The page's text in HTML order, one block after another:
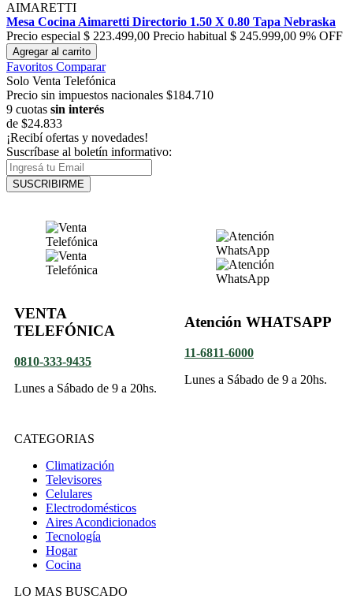
AIMARETTI
Mesa Cocina Aimaretti Directorio 1.50 X 0.80 Tapa Nebraska
Precio especial $ 223.499,00 Precio habitual $ 245.999,00 9% OFF
Agregar al carrito
Favoritos Comparar
Solo Venta Telefónica
Precio sin impuestos nacionales $184.710
9 cuotas sin interés
de $24.833
¡Recibí ofertas y novedades!
Suscríbase al boletín informativo:
SUSCRIBIRME
VENTA
TELEFÓNICA
0810-333-9435
Lunes a Sábado de 9 a 20hs.
Atención WHATSAPP
11-6811-6000
Lunes a Sábado de 9 a 20hs.
CATEGORIAS
Climatización
Televisores
Celulares
Electrodomésticos
Aires Acondicionados
Tecnología
Hogar
Cocina
LO MAS BUSCADO